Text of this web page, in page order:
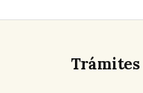
Trámites